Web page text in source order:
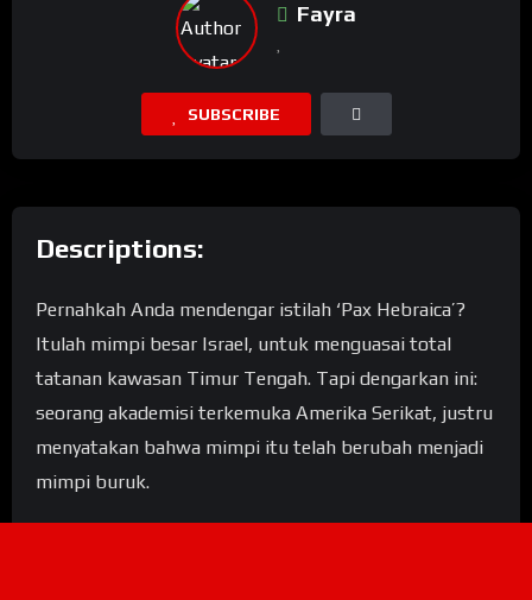
Fayra
SUBSCRIBE
Descriptions:
Pernahkah Anda mendengar istilah ‘Pax Hebraica’?
Itulah mimpi besar Israel, untuk menguasai total
tatanan kawasan Timur Tengah. Tapi dengarkan ini:
seorang akademisi terkemuka Amerika Serikat, justru
menyatakan bahwa mimpi itu telah berubah menjadi
mimpi buruk.